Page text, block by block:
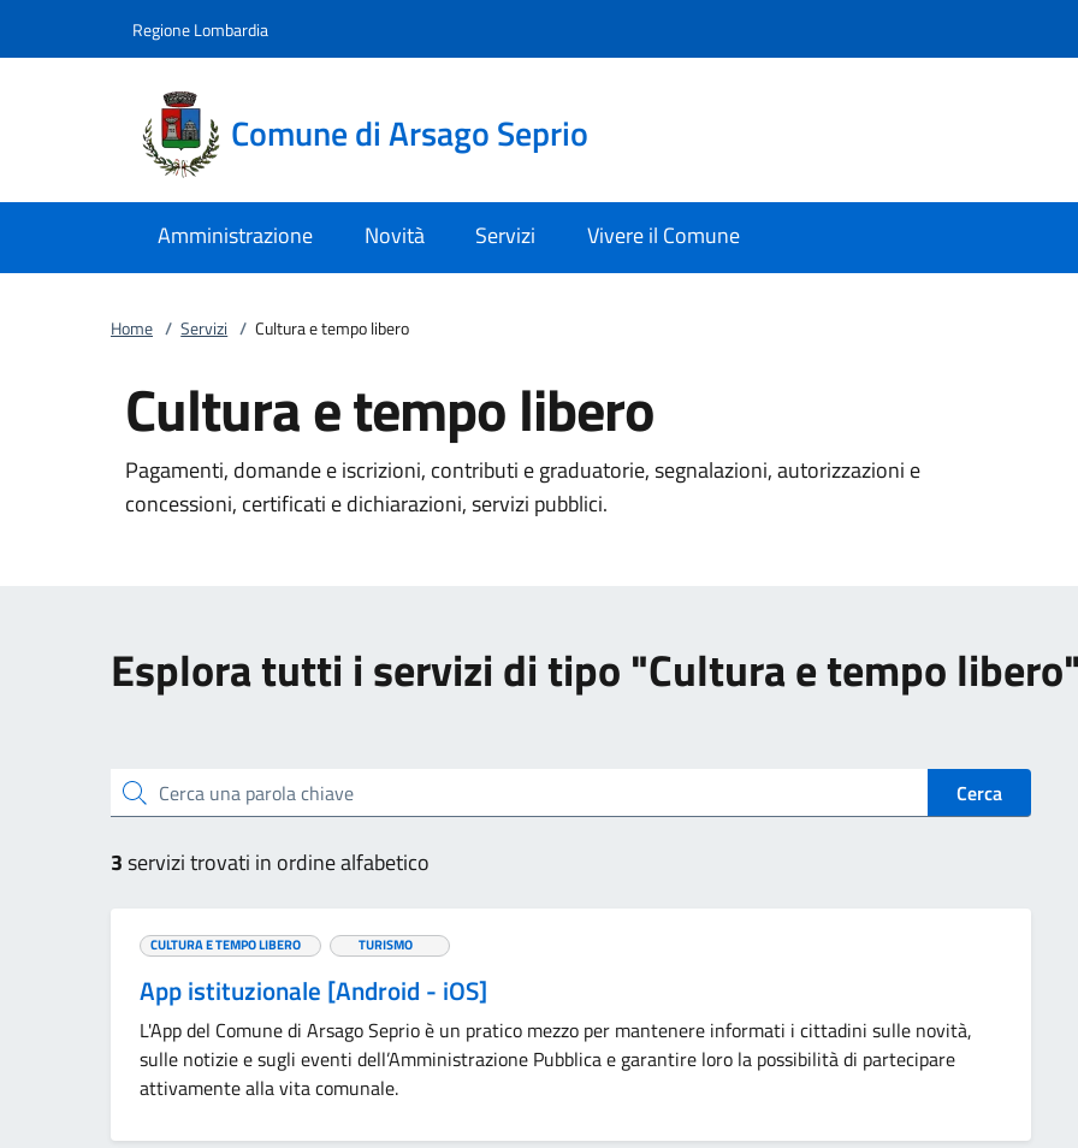
Regione Lombardia
Comune di Arsago Seprio
Amministrazione Novità Servizi Vivere il Comune
Home / Servizi / Cultura e tempo libero
Cultura e tempo libero
Pagamenti, domande e iscrizioni, contributi e graduatorie, segnalazioni, autorizzazioni e
concessioni, certificati e dichiarazioni, servizi pubblici.
Esplora tutti i servizi di tipo "Cultura e tempo
Cerca una parola chiave Cerca
3servizi trovati in ordine alfabetico
CULTURA E TEMPO LIBERO TURISMO
App istituzionale [Android - iOS]
L'App del Comune di Arsago Seprio è un pratico mezzo per mantenere informati i cittadini sulle novità,
sulle notizie e sugli eventi dell’Amministrazione Pubblica e garantire loro la possibilità di partecipare
attivamente alla vita comunale.